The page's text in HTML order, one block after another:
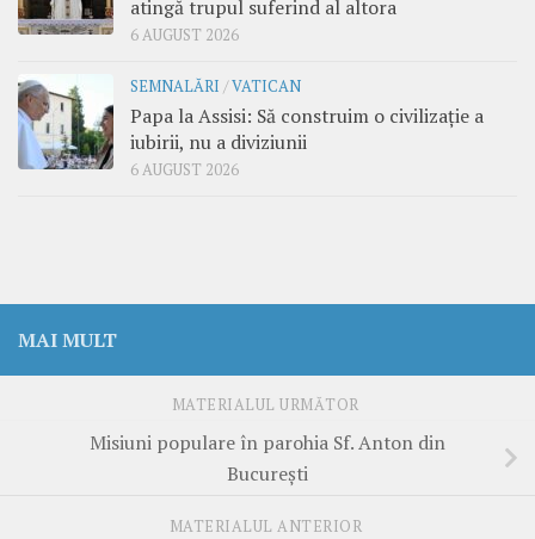
atingă trupul suferind al altora
6 AUGUST 2026
SEMNALĂRI /VATICAN
Papa la Assisi: Să construim o civilizație a
iubirii, nu a diviziunii
6 AUGUST 2026
MAI MULT
MATERIALUL URMĂTOR
Misiuni populare în parohia Sf. Anton din
Bucureşti
MATERIALUL ANTERIOR